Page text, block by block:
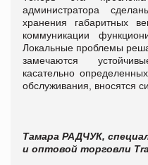
администратора
хранения габаритных
коммуникации
Локальные проблемы
замечаются
касательно
обслуживания, вносятся
Тамара РАДЧУК,
и оптовой торговли